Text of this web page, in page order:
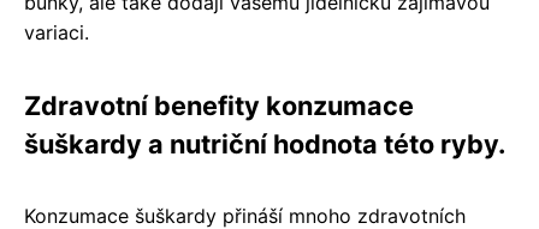
variaci.
Zdravotní benefity konzumace
šuškardy a nutriční hodnota této ryby.
Konzumace šuškardy přináší mnoho zdravotních